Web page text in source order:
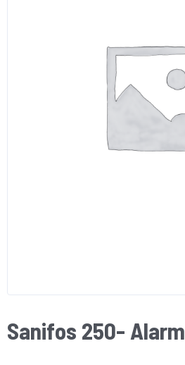
Sanifos 250- Alarm